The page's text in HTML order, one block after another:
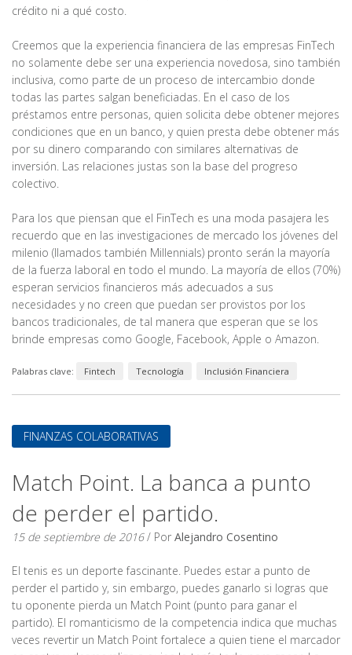
crédito ni a qué costo.
Creemos que la experiencia financiera de las empresas FinTech
no solamente debe ser una experiencia novedosa, sino también
inclusiva, como parte de un proceso de intercambio donde
todas las partes salgan beneficiadas. En el caso de los
préstamos entre personas, quien solicita debe obtener mejores
condiciones que en un banco, y quien presta debe obtener más
por su dinero comparando con similares alternativas de
inversión. Las relaciones justas son la base del progreso
colectivo.
Para los que piensan que el FinTech es una moda pasajera les
recuerdo que en las investigaciones de mercado los jóvenes del
milenio (llamados también Millennials) pronto serán la mayoría
de la fuerza laboral en todo el mundo. La mayoría de ellos (70%)
esperan servicios financieros más adecuados a sus
necesidades y no creen que puedan ser provistos por los
bancos tradicionales, de tal manera que esperan que se los
brinde empresas como Google, Facebook, Apple o Amazon.
Palabras clave: Fintech Tecnología Inclusión Financiera
FINANZAS COLABORATIVAS
Match Point. La banca a punto
de perder el partido.
15 de septiembre de 2016/ Por Alejandro Cosentino
El tenis es un deporte fascinante. Puedes estar a punto de
perder el partido y, sin embargo, puedes ganarlo si logras que
tu oponente pierda un Match Point (punto para ganar el
partido). El romanticismo de la competencia indica que muchas
veces revertir un Match Point fortalece a quien tiene el marcador